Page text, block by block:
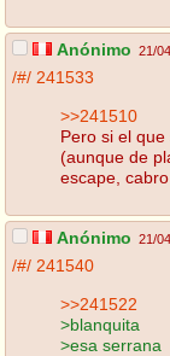
Anónimo 21/
/#/ 241533
>>241510
Pero si el
(aunque de
escape,
Anónimo 21/
/#/ 241540
>>241522
>blanquita
>esa serrana